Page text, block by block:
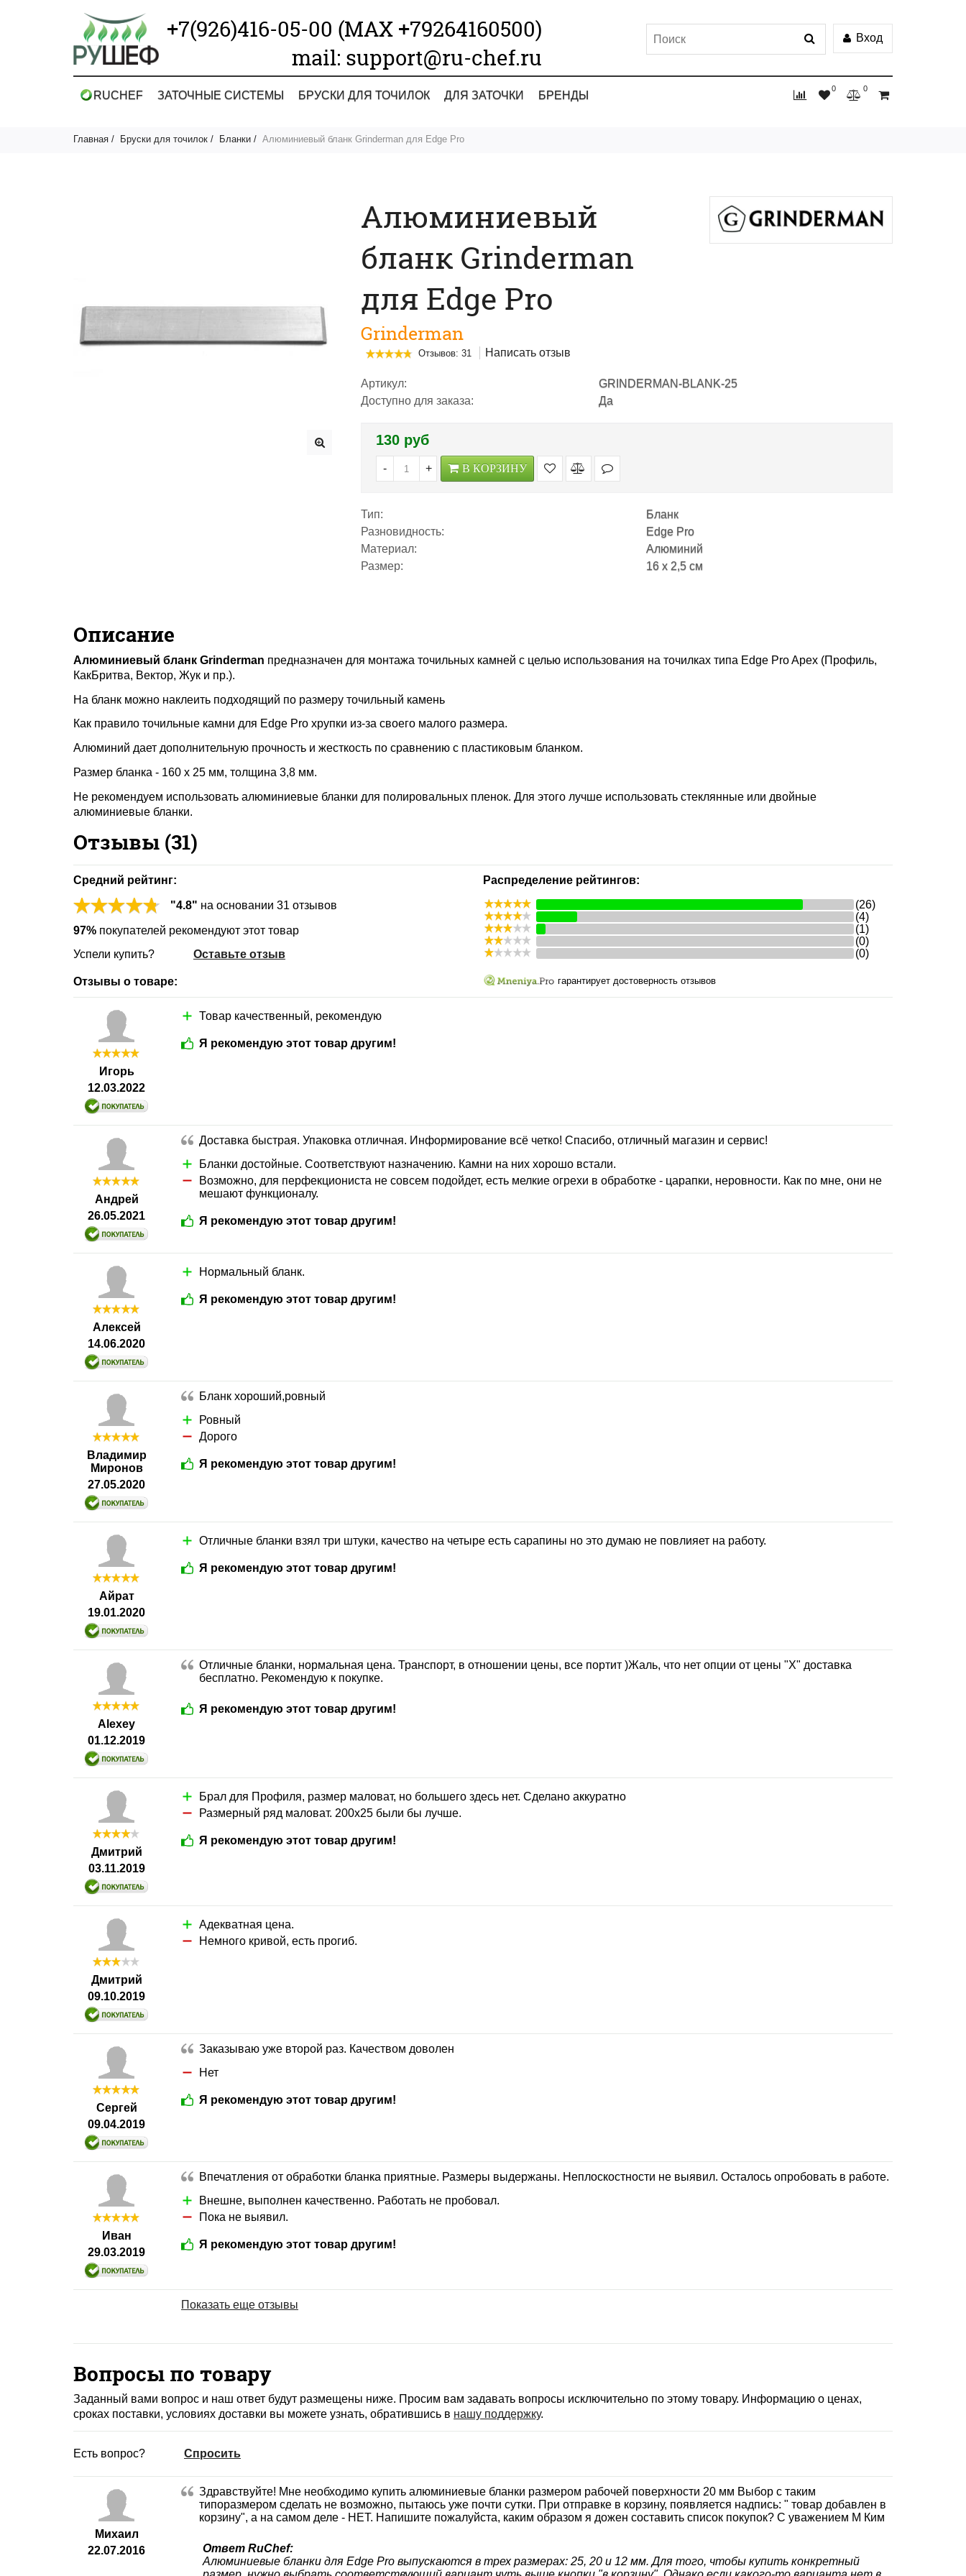
+7(926)416-05-00 (МАХ +79264160500)
mail: support@ru-chef.ru
Вход
0 0
RUCHEF ЗАТОЧНЫЕ СИСТЕМЫ БРУСКИ ДЛЯ ТОЧИЛОК ДЛЯ ЗАТОЧКИ БРЕНДЫ
Главная Бруски для точилок Бланки Алюминиевый бланк Grinderman для Edge Pro
Алюминиевый
бланк Grinderman
для Edge Pro
Grinderman
Отзывов: 31 Написать отзыв
Артикул:
GRINDERMAN-BLANK-25
Доступно для заказа:
Да
130 руб
- + В КОРЗИНУ
Тип:
Бланк
Разновидность:
Edge Pro
Материал:
Алюминий
Размер:
16 x 2,5 см
Описание
Алюминиевый бланк Grinderman предназначен для монтажа точильных камней с целью использования на точилках типа Edge Pro Apex (Профиль,
КакБритва, Вектор, Жук и пр.).
На бланк можно наклеить подходящий по размеру точильный камень
Как правило точильные камни для Edge Pro хрупки из-за своего малого размера.
Алюминий дает дополнительную прочность и жесткость по сравнению с пластиковым бланком.
Размер бланка - 160 x 25 мм, толщина 3,8 мм.
Не рекомендуем использовать алюминиевые бланки для полировальных пленок. Для этого лучше использовать стеклянные или двойные
алюминиевые бланки.
Отзывы (31)
Средний рейтинг:
"4.8" на основании 31 отзывов
97% покупателей рекомендуют этот товар
Успели купить?
Оставьте отзыв
Распределение рейтингов:
(26)
(4)
(1)
(0)
(0)
Отзывы о товаре: гарантирует достоверность отзывов
Игорь
12.03.2022
Товар качественный, рекомендую
Я рекомендую этот товар другим!
Андрей
26.05.2021
Доставка быстрая. Упаковка отличная. Информирование всё четко! Спасибо, отличный магазин и сервис!
Бланки достойные. Соответствуют назначению. Камни на них хорошо встали.
Возможно, для перфекциониста не совсем подойдет, есть мелкие огрехи в обработке - царапки, неровности. Как по мне, они не
мешают функционалу.
Я рекомендую этот товар другим!
Алексей
14.06.2020
Нормальный бланк.
Я рекомендую этот товар другим!
Владимир
Миронов
27.05.2020
Бланк хороший,ровный
Ровный
Дорого
Я рекомендую этот товар другим!
Айрат
19.01.2020
Отличные бланки взял три штуки, качество на четыре есть сарапины но это думаю не повлияет на работу.
Я рекомендую этот товар другим!
Alexey
01.12.2019
Отличные бланки, нормальная цена. Транспорт, в отношении цены, все портит )Жаль, что нет опции от цены "Х" доставка
бесплатно. Рекомендую к покупке.
Я рекомендую этот товар другим!
Дмитрий
03.11.2019
Брал для Профиля, размер маловат, но большего здесь нет. Сделано аккуратно
Размерный ряд маловат. 200х25 были бы лучше.
Я рекомендую этот товар другим!
Дмитрий
09.10.2019
Адекватная цена.
Немного кривой, есть прогиб.
Сергей
09.04.2019
Заказываю уже второй раз. Качеством доволен
Нет
Я рекомендую этот товар другим!
Иван
29.03.2019
Впечатления от обработки бланка приятные. Размеры выдержаны. Неплоскостности не выявил. Осталось опробовать в работе.
Внешне, выполнен качественно. Работать не пробовал.
Пока не выявил.
Я рекомендую этот товар другим!
Показать еще отзывы
Вопросы по товару
Заданный вами вопрос и наш ответ будут размещены ниже. Просим вам задавать вопросы исключительно по этому товару. Информацию о ценах,
сроках поставки, условиях доставки вы можете узнать, обратившись в нашу поддержку.
Есть вопрос? Спросить
Михаил
22.07.2016
Здравствуйте! Мне необходимо купить алюминиевые бланки размером рабочей поверхности 20 мм Выбор с таким
типоразмером сделать не возможно, пытаюсь уже почти сутки. При отправке в корзину, появляется надпись: " товар добавлен в
корзину", а на самом деле - НЕТ. Напишите пожалуйста, каким образом я дожен составить список покупок? С уважением М Ким
Ответ RuChef:
Алюминиевые бланки для Edge Pro выпускаются в трех размерах: 25, 20 и 12 мм. Для того, чтобы купить конкретный